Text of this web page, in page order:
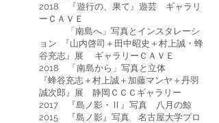
2018 『遊行の、果て』遊芸 ギャラリ
ーＣＡＶＥ
「南島へ」写真とインスタレーシ
ョン 『山内啓司＋田中昭史＋村上誠・蜂
谷充志』展 ギャラリーＣＡＶＥ
2018 「南島から」写真と立体
『蜂谷充志＋村上誠＋加藤マンヤ＋丹羽
誠次郎』展 静岡ＣＣＣギャラリー
2017 『島ノ影・Ⅱ』写真 八月の鯨
2015 『島ノ影』写真 名古屋大学プロ